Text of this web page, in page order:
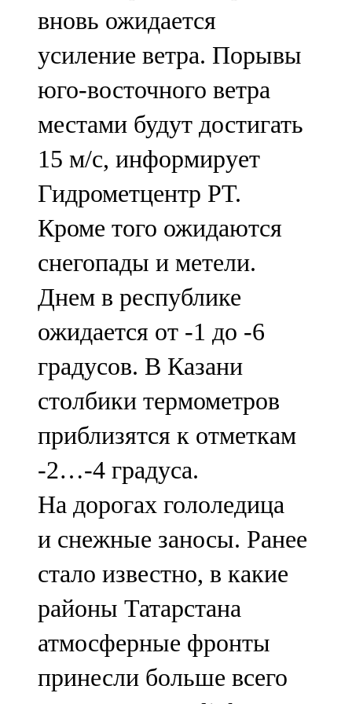
107,8 FM
Теләче
106,1 FM
Түбән Кама
102,6 FM
Чирмешән
107,7 FM
Чистай
103,0 FM
Чүпрәле
91,0 FM
Шәмәрдән
102,3 FM
Яңа чишмә
107,0 FM
Яр Чаллы
105,5 FM
вновь ожидается
усиление ветра. Порывы
юго-восточного ветра
местами будут достигать
15 м/с, информирует
Гидрометцентр РТ.
Кроме того ожидаются
снегопады и метели.
Днем в республике
ожидается от -1 до -6
градусов. В Казани
столбики термометров
приблизятся к отметкам
-2…-4 градуса.
На дорогах гололедица
и снежные заносы. Ранее
стало известно, в какие
районы Татарстана
атмосферные фронты
принесли больше всего